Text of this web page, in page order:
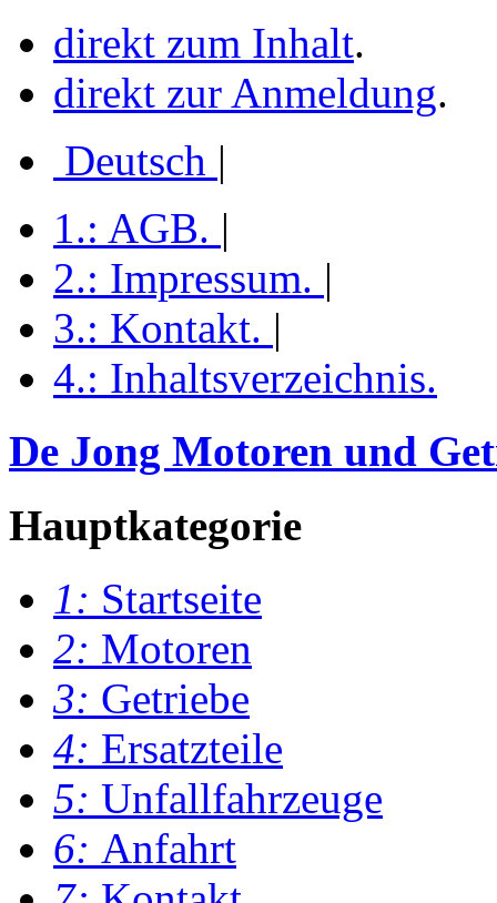
direkt zum Inhalt.
direkt zur Anmeldung.
Deutsch |
1.: AGB. |
2.: Impressum. |
3.: Kontakt. |
4.: Inhaltsverzeichnis.
De Jong Motoren und
Hauptkategorie
1: Startseite
2: Motoren
3: Getriebe
4: Ersatzteile
5: Unfallfahrzeuge
6: Anfahrt